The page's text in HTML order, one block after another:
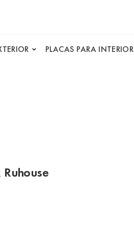
PLACAS PARA INTERIOR